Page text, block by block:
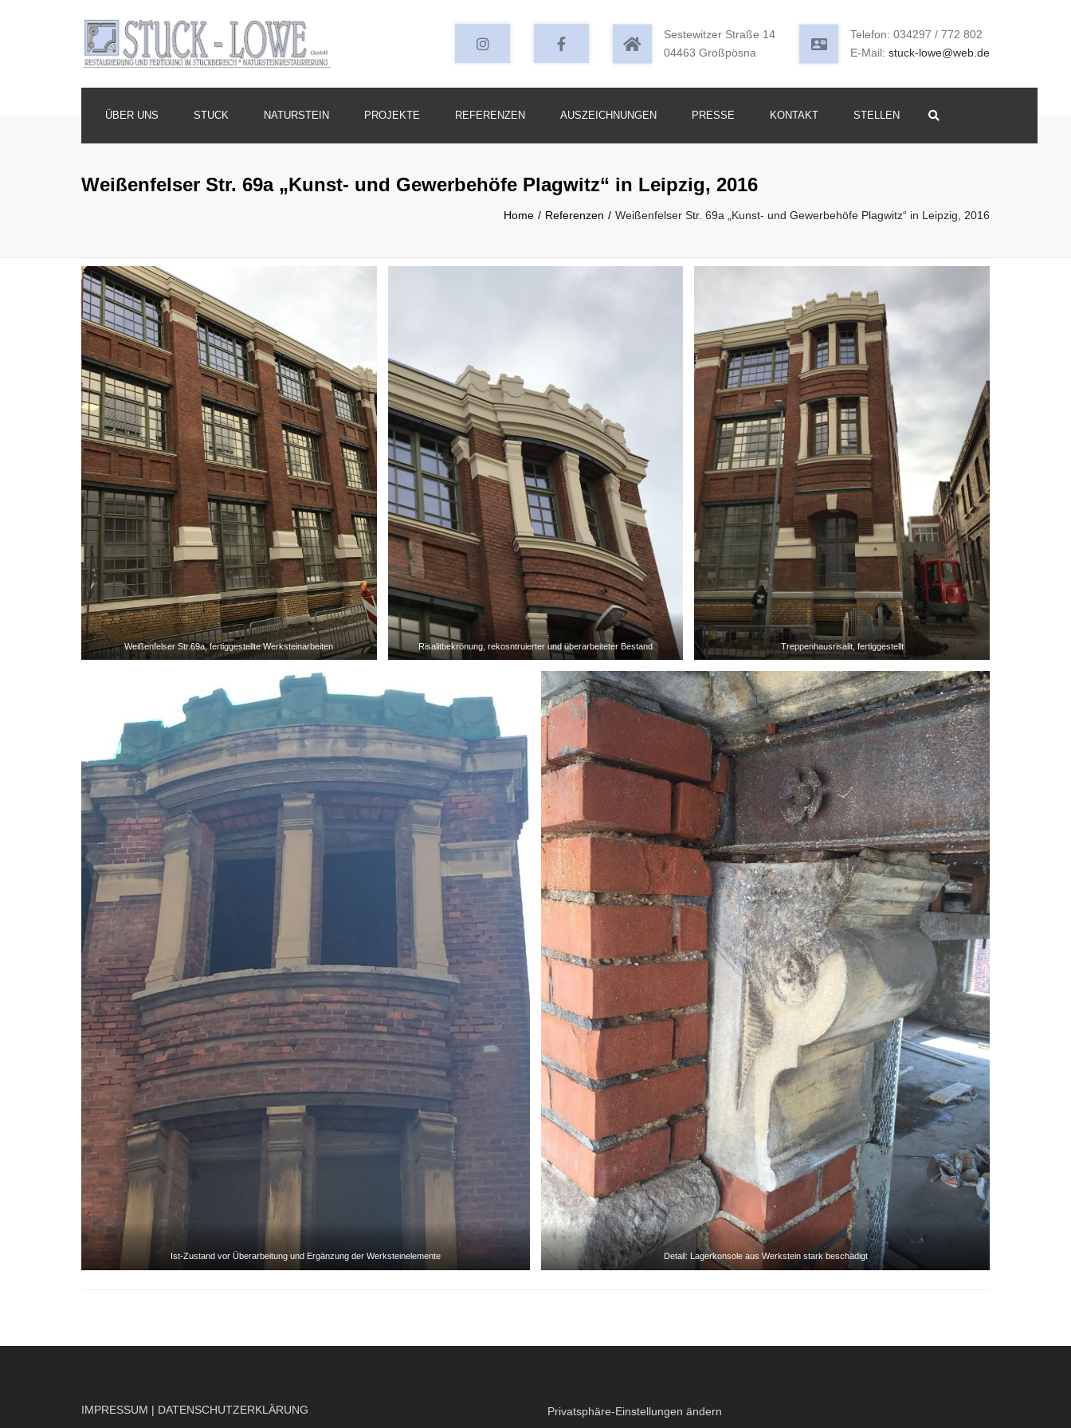
Instagram facebook
Sestewitzer Straße 14
04463 Großpösna
Telefon: 034297 / 772 802
E-Mail: stuck-lowe@web.de
ÜBER UNS STUCK NATURSTEIN PROJEKTE REFERENZEN AUSZEICHNUNGEN PRESSE KONTAKT STELLEN
Weißenfelser Str. 69a „Kunst- und Gewerbehöfe Plagwitz“ in Leipzig, 2016
Home Referenzen Weißenfelser Str. 69a „Kunst- und Gewerbehöfe Plagwitz“ in Leipzig, 2016
Weißenfelser Str.69a, fertiggestellte Werksteinarbeiten Risalitbekrönung, rekosntruierter und überarbeiteter Bestand Treppenhausrisalit, fertiggestellt
Ist-Zustand vor Überarbeitung und Ergänzung der Werksteinelemente Detail: Lagerkonsole aus Werkstein stark beschädigt
IMPRESSUM | DATENSCHUTZERKLÄRUNG
Privatsphäre-Einstellungen ändern